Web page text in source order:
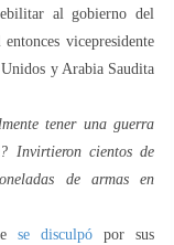
al gobierno del
vicepresidente
y Arabia Saudita
tener una guerra
Invirtieron cientos de
de armas en
se disculpó por sus